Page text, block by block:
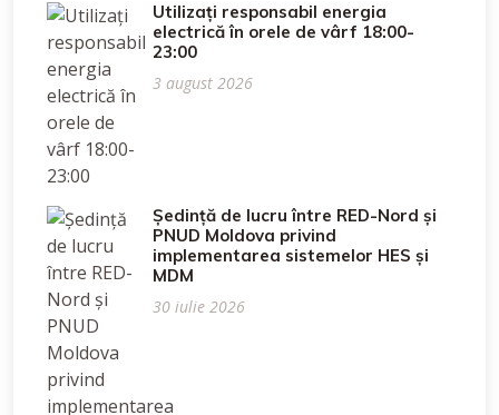
Utilizați responsabil energia
electrică în orele de vârf 18:00-
23:00
3 august 2026
Ședință de lucru între RED-Nord și
PNUD Moldova privind
implementarea sistemelor HES și
MDM
30 iulie 2026